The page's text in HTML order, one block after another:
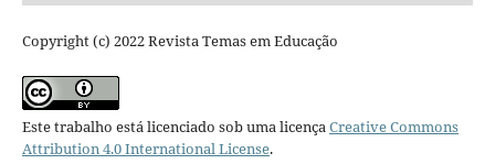
Copyright (c) 2022 Revista Temas em Educação
Este trabalho está licenciado sob uma licençaCreative Commons
Attribution 4.0 International License.